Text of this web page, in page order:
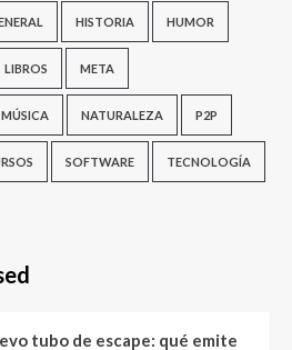
HISTORIA HUMOR
LIBROS META
MÚSICA NATURALEZA P2P
SOFTWARE TECNOLOGÍA
tubo de escape: qué emite